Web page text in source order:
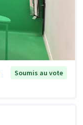
Soumis au vote